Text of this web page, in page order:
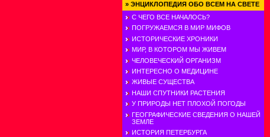
» ЭНЦИКЛОПЕДИЯ ОБО ВСЕМ НА СВЕТЕ
С ЧЕГО ВСЕ НАЧАЛОСЬ?
ПОГРУЖАЕМСЯ В МИР МИФОВ
ИСТОРИЧЕСКИЕ ХРОНИКИ
МИР, В КОТОРОМ МЫ ЖИВЕМ
ЧЕЛОВЕЧЕСКИЙ ОРГАНИЗМ
ИНТЕРЕСНО О МЕДИЦИНЕ
ЖИВЫЕ СУЩЕСТВА
НАШИ СПУТНИКИ РАСТЕНИЯ
У ПРИРОДЫ НЕТ ПЛОХОЙ ПОГОДЫ
ГЕОГРАФИЧЕСКИЕ СВЕДЕНИЯ О НАШЕЙ
ЗЕМЛЕ
ИСТОРИЯ ПЕТЕРБУРГА